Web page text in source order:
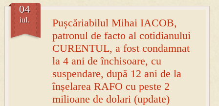
Pușcăriabilul Mihai IACOB,
patronul de facto al cotidianului
CURENTUL, a fost condamnat
la 4 ani de închisoare, cu
suspendare, după 12 ani de la
înșelarea RAFO cu peste 2
milioane de dolari (update)
04
iul.